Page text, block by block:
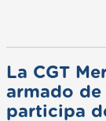
La CGT
armado
participa